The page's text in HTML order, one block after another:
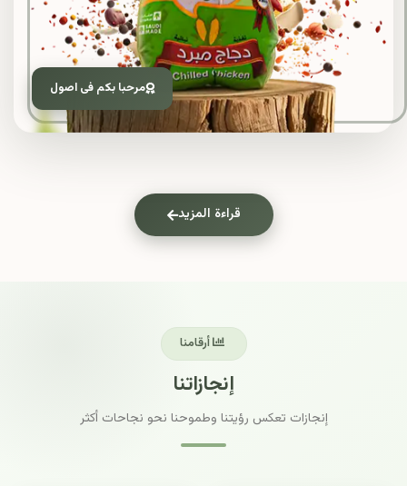
مرحبا بكم فى اصول
قراءة المزيد
أرقامنا
إنجازاتنا
إنجازات تعكس رؤيتنا وطموحنا نحو نجاحات أكثر